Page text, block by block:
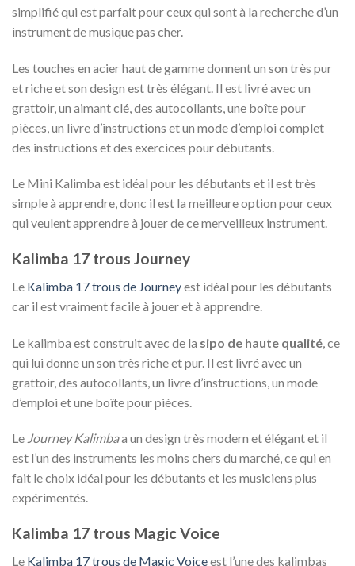
simplifié qui est parfait pour ceux qui sont à la recherche d’un
instrument de musique pas cher.
Les touches en acier haut de gamme donnent un son très pur
et riche et son design est très élégant. Il est livré avec un
grattoir, un aimant clé, des autocollants, une boîte pour
pièces, un livre d’instructions et un mode d’emploi complet
des instructions et des exercices pour débutants.
Le Mini Kalimba est idéal pour les débutants et il est très
simple à apprendre, donc il est la meilleure option pour ceux
qui veulent apprendre à jouer de ce merveilleux instrument.
Kalimba 17 trous Journey
Le Kalimba 17 trous de Journeyest idéal pour les débutants
car il est vraiment facile à jouer et à apprendre.
Le kalimba est construit avec de la sipo de haute qualité , ce
qui lui donne un son très riche et pur. Il est livré avec un
grattoir, des autocollants, un livre d’instructions, un mode
d’emploi et une boîte pour pièces.
Le Journey Kalimbaa un design très modern et élégant et il
est l’un des instruments les moins chers du marché, ce qui en
fait le choix idéal pour les débutants et les musiciens plus
expérimentés.
Kalimba 17 trous Magic Voice
Le Kalimba 17 trous de Magic Voiceest l’une des kalimbas